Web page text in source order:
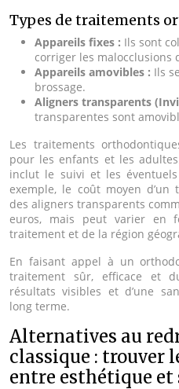
Types de traitements
Appareils fixes : Ils sont
corriger les malocclusions
Appareils amovibles : Ils
brossage.
Aligners transparents
transparentes sont
Les traitements
pour les enfants et les
inclut le suivi et les
exemple, le coût moyen
des aligners transparents
euros, mais peut varier en
traitement et de la région
En faisant appel à un
traitement sûr, efficace et
résultats visibles et d’une
long terme.
Alternatives au
classique : trouver
entre esthétique et